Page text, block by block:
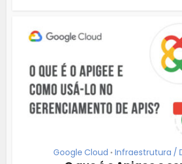
Google Cloud • Infraestrutura /